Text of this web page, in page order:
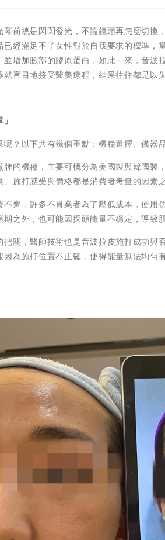
前總是閃閃發光，不論鏡頭再怎麼切換
經滿足不了女性對於自我要求的標準，
增加臉部的膠原蛋白，如此一來，音波
盲目地接受醫美療程，結果往往都是以失
？以下共有幾個重點：機種選擇、儀器
牌的機種，主要可概分為美國製與韓國製
施打感受與價格都是消費者考量的因素之
不齊，許多不肖業者為了壓低成本，使用
之外，也可能因探頭能量不穩定，導致
把關，醫師技術也是音波拉皮施打成功與
為施打位置不正確，使得能量無法均勻